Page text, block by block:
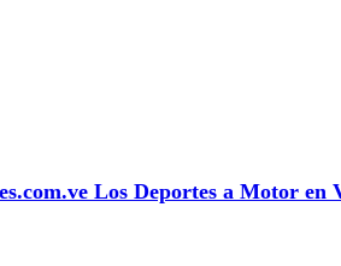
Los Deportes a Motor en